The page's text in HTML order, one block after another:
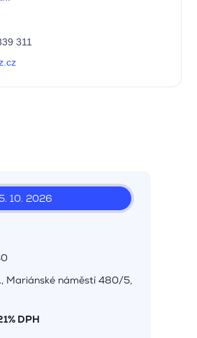
311
5. 10. 2026
Mariánské náměstí 480/5,
DPH